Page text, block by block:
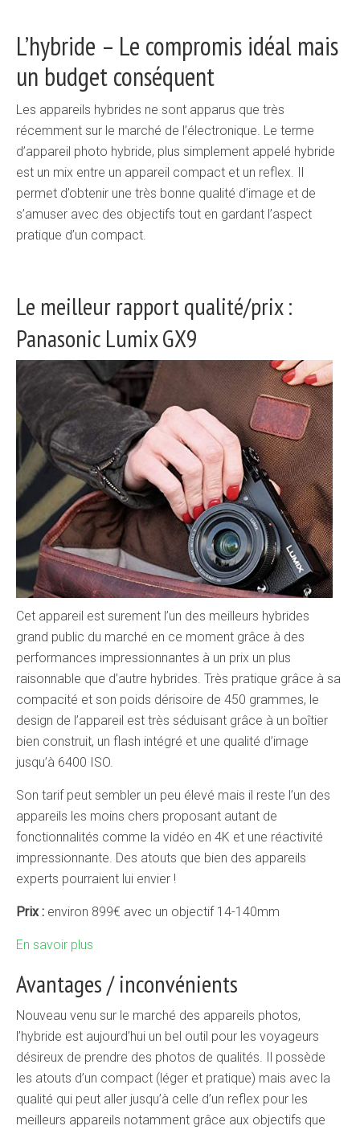
L’hybride – Le compromis idéal mais
un budget conséquent
Les appareils hybrides ne sont apparus que très
récemment sur le marché de l’électronique. Le terme
d’appareil photo hybride, plus simplement appelé hybride
est un mix entre un appareil compact et un reflex. Il
permet d’obtenir une très bonne qualité d’image et de
s’amuser avec des objectifs tout en gardant l’aspect
pratique d’un compact.
Le meilleur rapport qualité/prix :
Panasonic Lumix GX9
Cet appareil est surement l’un des meilleurs hybrides
grand public du marché en ce moment grâce à des
performances impressionnantes à un prix un plus
raisonnable que d’autre hybrides. Très pratique grâce à sa
compacité et son poids dérisoire de 450 grammes, le
design de l’appareil est très séduisant grâce à un boîtier
bien construit, un flash intégré et une qualité d’image
jusqu’à 6400 ISO.
Son tarif peut sembler un peu élevé mais il reste l’un des
appareils les moins chers proposant autant de
fonctionnalités comme la vidéo en 4K et une réactivité
impressionnante. Des atouts que bien des appareils
experts pourraient lui envier !
Prix : environ 899€ avec un objectif 14-140mm
En savoir plus
Avantages / inconvénients
Nouveau venu sur le marché des appareils photos,
l’hybride est aujourd’hui un bel outil pour les voyageurs
désireux de prendre des photos de qualités. Il possède
les atouts d’un compact (léger et pratique) mais avec la
qualité qui peut aller jusqu’à celle d’un reflex pour les
meilleurs appareils notamment grâce aux objectifs que